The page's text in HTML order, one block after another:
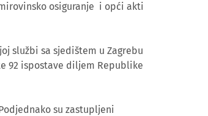
osiguranje i opći akti
službi sa sjedištem u Zagrebu
92 ispostave diljem Republike
su zastupljeni